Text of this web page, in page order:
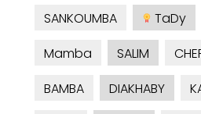
SANKOUMBA
TaDy
Mamba
SALIM
BAMBA
DIAKHABY